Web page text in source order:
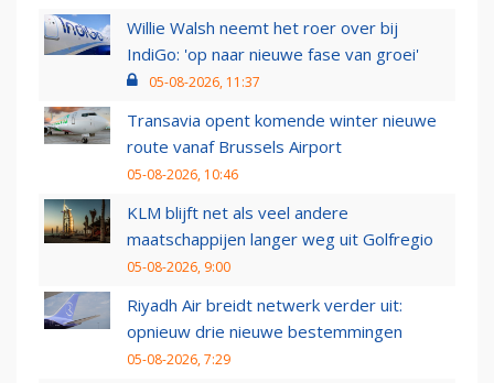
Willie Walsh neemt het roer over bij
IndiGo: 'op naar nieuwe fase van groei'
05-08-2026, 11:37
Transavia opent komende winter nieuwe
route vanaf Brussels Airport
05-08-2026, 10:46
KLM blijft net als veel andere
maatschappijen langer weg uit Golfregio
05-08-2026, 9:00
Riyadh Air breidt netwerk verder uit:
opnieuw drie nieuwe bestemmingen
05-08-2026, 7:29